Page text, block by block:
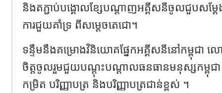
និងតភ្ជាប់បង្គោលខ្សែបណ្តាញអគ្គីសនីចូលជួបសម្ដ
ការជួយគាំទ្រ ពីសម្ដេចតេជោ។
ទន្ទឹមនឹងគម្រោងវិនិយោគផ្នែកអគ្គីសនីនៅកម្ពុជា លោ
ចិត្តចូលរួមជួយបណ្ដុះបណ្ដាលធនធានមនុស្សកម្ពុជ
កម្រិត បរិញ្ញាបត្រ និងបរិញ្ញាបត្រជាន់ខ្ពស់ ។